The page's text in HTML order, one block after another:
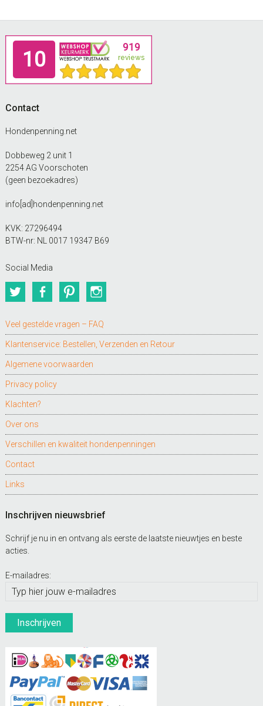
Footer
Contact
Hondenpenning.net
Dobbeweg 2 unit 1
2254 AG Voorschoten
(geen bezoekadres)
info[ad]hondenpenning.net
KVK: 27296494
BTW-nr: NL 0017 19347 B69
Social Media
TwitterFacebookPinterest
Veel gestelde vragen – FAQ
Klantenservice: Bestellen, Verzenden en Retour
Algemene voorwaarden
Privacy policy
Klachten?
Over ons
Verschillen en kwaliteit hondenpenningen
Contact
Links
Inschrijven nieuwsbrief
Schrijf je nu in en ontvang als eerste de laatste nieuwtjes en beste
acties.
E-mailadres: